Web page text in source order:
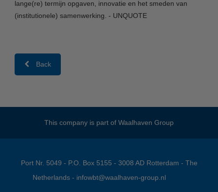
lange(re) termijn opgaven, innovatie en het smeden van
(institutionele) samenwerking. - UNQUOTE
Back
This company is part of Waalhaven Group
Port Nr. 5049 - P.O. Box 5155 - 3008 AD Rotterdam - The
Netherlands - infowbt@waalhaven-group.nl